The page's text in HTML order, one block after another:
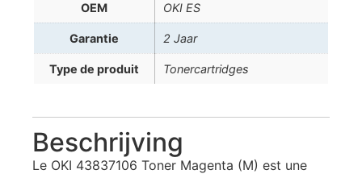
OEM OKI ES
Garantie 2 Jaar
Type de produit Tonercartridges
Beschrijving
Le OKI 43837106 Toner Magenta (M) est une